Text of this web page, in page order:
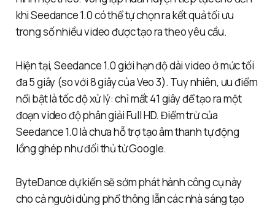
khi Seedance 1.0 có thể tự chọn ra kết quả tối ưu
trong số nhiều video được tạo ra theo yêu cầu.
Hiện tại, Seedance 1.0 giới hạn độ dài video ở mức tối
đa 5 giây (so với 8 giây của Veo 3). Tuy nhiên, ưu điểm
nổi bật là tốc độ xử lý: chỉ mất 41 giây để tạo ra một
đoạn video độ phân giải Full HD. Điểm trừ của
Seedance 1.0 là chưa hỗ trợ tạo âm thanh tự động
lồng ghép như đối thủ từ Google.
ByteDance dự kiến sẽ sớm phát hành công cụ này
cho cả người dùng phổ thông lẫn các nhà sáng tạo